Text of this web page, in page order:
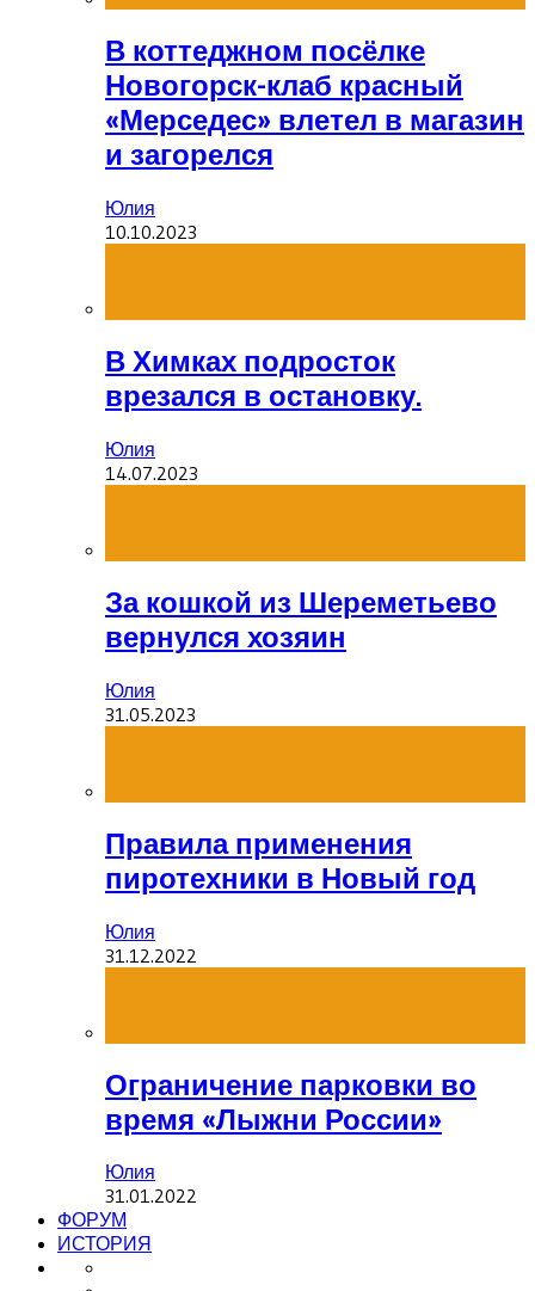
В коттеджном посёлке
Новогорск-клаб красный
«Мерседес» влетел в магазин
и загорелся
Юлия
10.10.2023
В Химках подросток
врезался в остановку.
Юлия
14.07.2023
За кошкой из Шереметьево
вернулся хозяин
Юлия
31.05.2023
Правила применения
пиротехники в Новый год
Юлия
31.12.2022
Ограничение парковки во
время «Лыжни России»
Юлия
31.01.2022
ФОРУМ
ИСТОРИЯ